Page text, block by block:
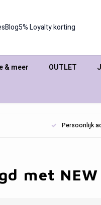
Blog5% Loyalty korting
& meer OUTLET
Persoonlijk
met NEW